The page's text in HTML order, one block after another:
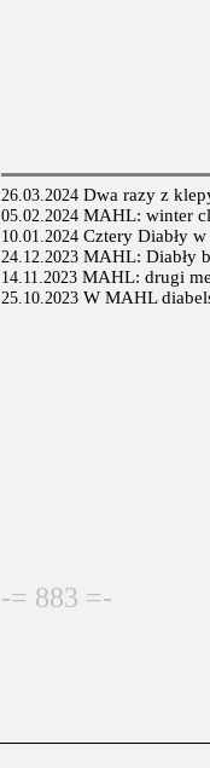
26.03.2024 Dwa razy z
05.02.2024 MAHL: winter
10.01.2024 Cztery Diabły
24.12.2023 MAHL: Diabły
14.11.2023 MAHL: drugi
25.10.2023 W MAHL
-= 883 =-